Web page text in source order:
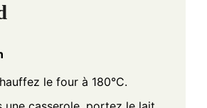
le four à 180°C.